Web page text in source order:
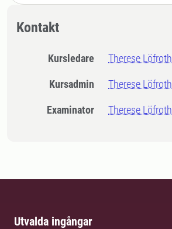
Kontakt
Kursledare Therese Löfroth
Kursadmin Therese Löfroth
Examinator Therese Löfroth
Utvalda ingångar